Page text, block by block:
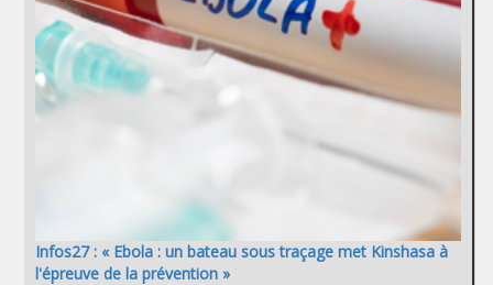
Infos27 : « Ebola : un bateau sous traçage met Kinshasa à
l'épreuve de la prévention »